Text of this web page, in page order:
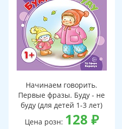
Начинаем говорить.
Первые фразы. Буду - не
буду (для детей 1-3 лет)
Цена розн: 128 ₽